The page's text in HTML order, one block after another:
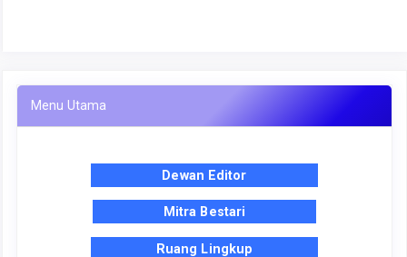
Menu Utama
Dewan Editor
Mitra Bestari
Ruang Lingkup